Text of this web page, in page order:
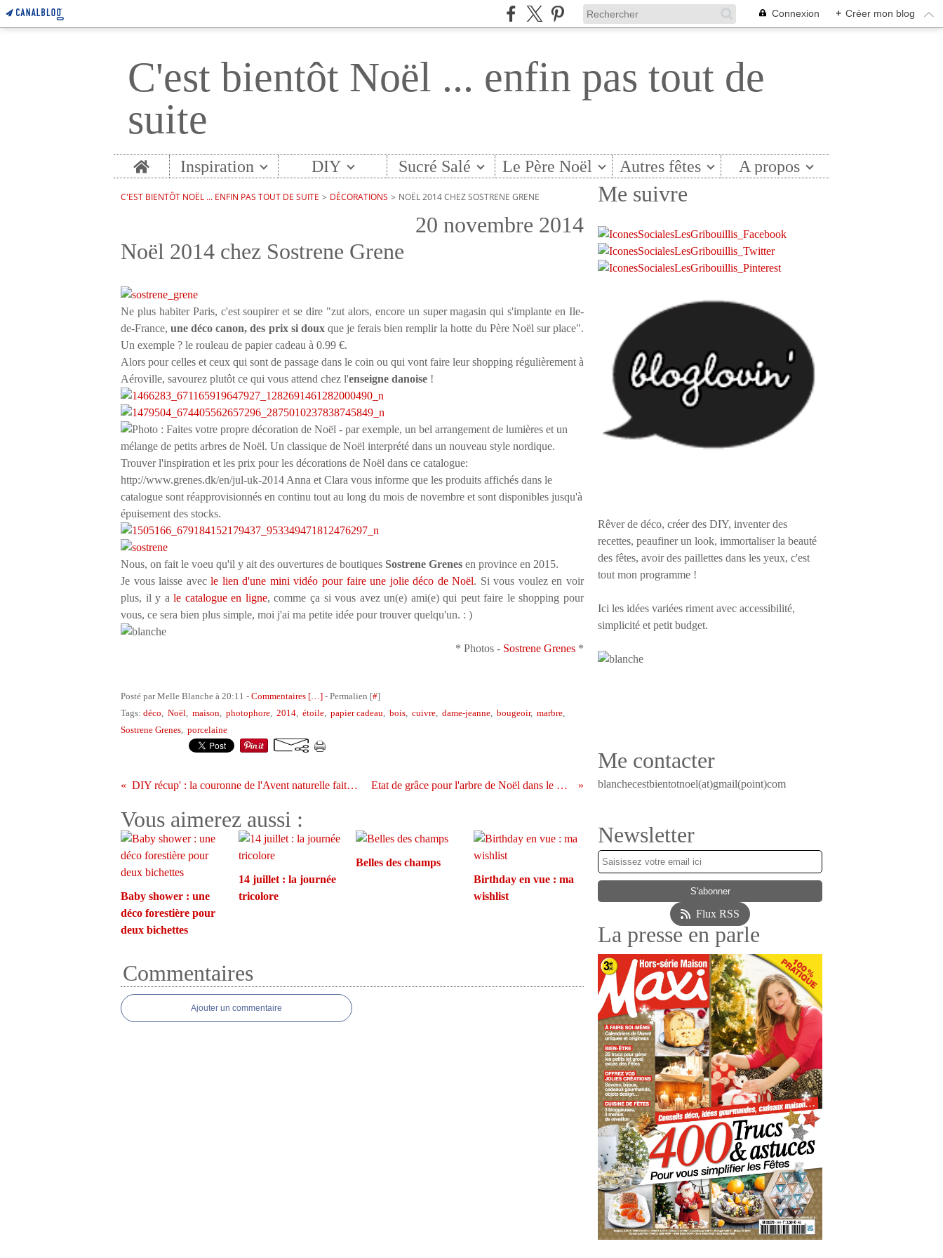
Connexion + Créer mon blog
C'est bientôt Noël ... enfin pas tout de
suite
Home Inspiration DIY Sucré Salé Le Père Noël Autres fêtes A propos
C'EST BIENTÔT NOËL ... ENFIN PAS TOUT DE SUITE > DÉCORATIONS > NOËL 2014 CHEZ SOSTRENE GRENE
20 novembre 2014
Noël 2014 chez Sostrene Grene
Ne plus habiter Paris, c'est soupirer et se dire "zut alors, encore un super magasin qui s'implante en Ile-
de-France,une déco canon, des prix si douxque je ferais bien remplir la hotte du Père Noël sur place".
Un exemple ? le rouleau de papier cadeau à 0.99 €.
Alors pour celles et ceux qui sont de passage dans le coin ou qui vont faire leur shopping régulièrement à
Aéroville, savourez plutôt ce qui vous attend chez l'enseigne danoise !
Nous, on fait le voeu qu'il y ait des ouvertures de boutiques Sostrene Grenes en province en 2015.
Je vous laisse avecle lien d'une mini vidéo pour faire une jolie déco de Noël. Si vous voulez en voir
plus, il y ale catalogue en ligne, comme ça si vous avez un(e) ami(e) qui peut faire le shopping pour
vous, ce sera bien plus simple, moi j'ai ma petite idée pour trouver quelqu'un. : )
* Photos - Sostrene Grenes *
Posté par Melle Blanche à 20:11 - Commentaires […] - Permalien [#]
Tags: déco, Noël, maison, photophore, 2014, étoile, papier cadeau, bois, cuivre, dame-jeanne, bougeoir, marbre,
Sostrene Grenes, porcelaine
DIY récup' : la couronne de l'Avent naturelle faite de branches Etat de grâce pour l'arbre de Noël dans le paradis blanc
Vous aimerez aussi :
Baby shower : une
déco forestière pour
deux bichettes
14 juillet : la journée
tricolore
Belles des champs
Birthday en vue : ma
wishlist
Commentaires
Ajouter un commentaire
Me suivre
Rêver de déco, créer des DIY, inventer des
recettes, peaufiner un look, immortaliser la beauté
des fêtes, avoir des paillettes dans les yeux, c'est
tout mon programme !
Ici les idées variées riment avec accessibilité,
simplicité et petit budget.
Me contacter
blanchecestbientotnoel(at)gmail(point)com
Newsletter
Flux RSS
La presse en parle